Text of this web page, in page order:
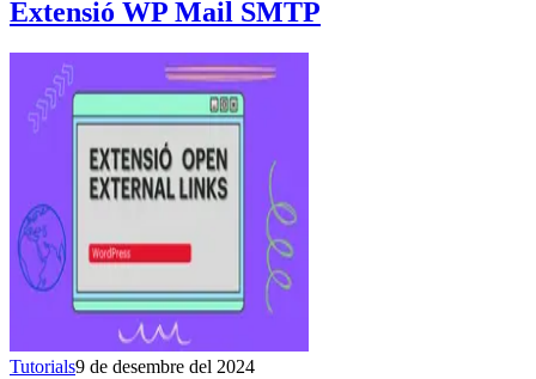
Extensió WP Mail SMTP
Tutorials9 de desembre del 2024